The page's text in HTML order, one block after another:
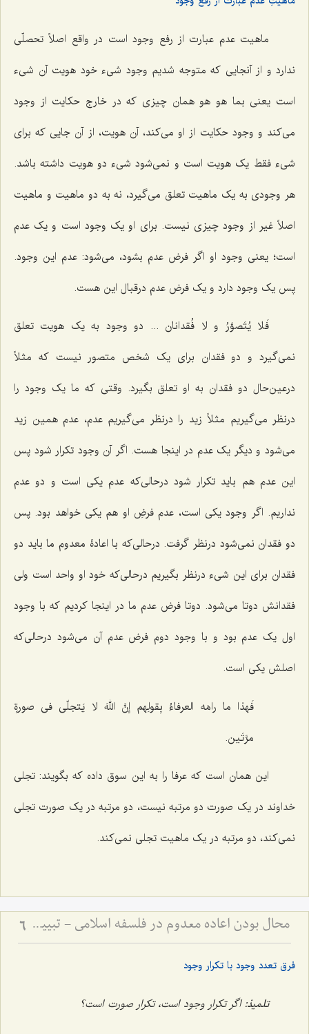
ماهیت عدم عبارت از رفع وجود است در واقع اصلاً تحصلّی
ندارد و از آنجایی که متوجه شدیم وجود شیء خود هویت آن شیء
است یعنی بما هو هو همان چیزی که در خارج حکایت از وجود
می‌کند و وجود حکایت از او می‌کند، آن هویت، از آن جایی که برای
شیء فقط یک هویت است و نمی‌شود شیء دو هویت داشته باشد.
هر وجودی به یک ماهیت تعلق می‌گیرد، نه به دو ماهیت و ماهیت
اصلاً غیر از وجود چیزی نیست. برای او یک وجود است و یک عدم
است؛ یعنی وجود او اگر فرض عدم بشود، می‌شود: عدم این وجود.
پس یک وجود دارد و یک فرض عدم درقبال این هست.
فَلا یُتَصوَّرُ و لا فُقدانان ... دو وجود به یک هویت تعلق
نمی‌گیرد و دو فقدان برای یک شخص متصور نیست که مثلاً
درعین‌حال دو فقدان به او تعلق بگیرد. وقتی که ما یک وجود را
درنظر می‌گیریم مثلاً زید را درنظر می‌گیریم عدم، عدم همین زید
می‌شود و دیگر یک عدم در اینجا هست. اگر آن وجود تکرار شود پس
این عدم هم باید تکرار شود درحالی‌که عدم یکی است و دو عدم
نداریم. اگر وجود یکی است، عدم فرضِ او هم یکی خواهد بود. پس
دو فقدان نمی‌شود درنظر گرفت. درحالی‌که با اعادۀ معدوم ما باید دو
فقدان برای این شیء درنظر بگیریم درحالی‌که خود او واحد است ولی
فقدانش دوتا می‌شود. دوتا فرض عدم ما در اینجا کردیم که با وجود
اول یک عدم بود و با وجود دوم فرض عدم آن می‌شود درحالی‌که
اصلش یکی است.
فَهذا ما رامَه العرفاءُ بِقولِهم إنَّ اللهَ لا یَتجلّى فی صورةٍ
مرَّتَین‌.
این همان است که عرفا را به این سوق داده که بگویند: تجلی
خداوند در یک صورت دو مرتبه نیست، دو مرتبه در یک صورت تجلی
نمی‌کند، دو مرتبه در یک ماهیت تجلی نمی‌کند.
محال بودن اعاده معدوم در فلسفه اسلامی - تبیین نسبت میان هویت، وجود و عدم در بازگشت اشیاء 6
فرق تعدد وجود با تکرار وجود
تلمیذ:اگر تکرار وجود است، تکرار صورت است؟